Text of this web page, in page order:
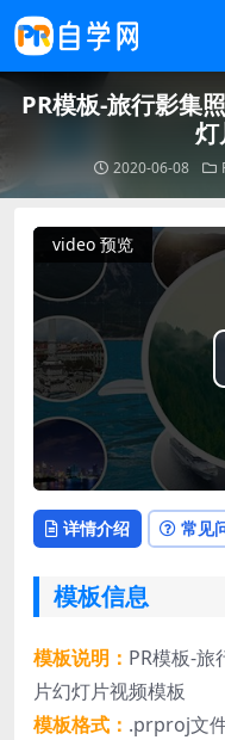
PR模板-旅行影集
灯
2020-06-08
video 预览
详情介绍 常见
模板信息
模板说明： PR模板-旅
片幻灯片视频模板
模板格式： .prproj文